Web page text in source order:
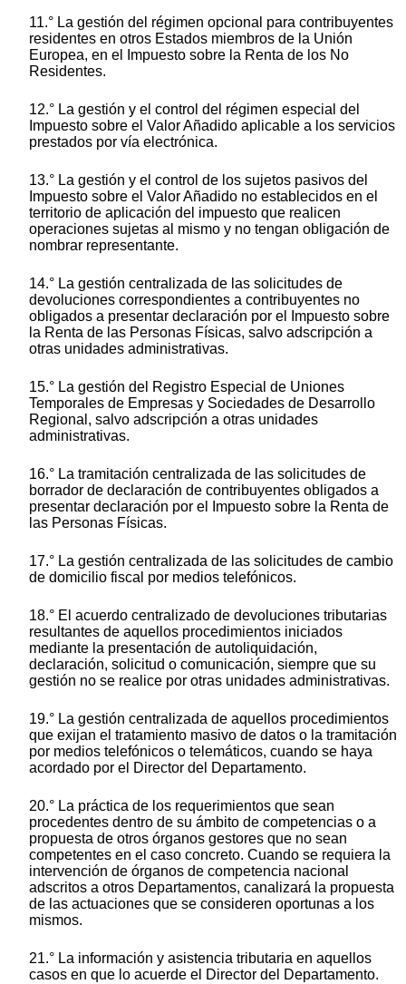
11.° La gestión del régimen opcional para contribuyentes
residentes en otros Estados miembros de la Unión
Europea, en el Impuesto sobre la Renta de los No
Residentes.
12.° La gestión y el control del régimen especial del
Impuesto sobre el Valor Añadido aplicable a los servicios
prestados por vía electrónica.
13.° La gestión y el control de los sujetos pasivos del
Impuesto sobre el Valor Añadido no establecidos en el
territorio de aplicación del impuesto que realicen
operaciones sujetas al mismo y no tengan obligación de
nombrar representante.
14.° La gestión centralizada de las solicitudes de
devoluciones correspondientes a contribuyentes no
obligados a presentar declaración por el Impuesto sobre
la Renta de las Personas Físicas, salvo adscripción a
otras unidades administrativas.
15.° La gestión del Registro Especial de Uniones
Temporales de Empresas y Sociedades de Desarrollo
Regional, salvo adscripción a otras unidades
administrativas.
16.° La tramitación centralizada de las solicitudes de
borrador de declaración de contribuyentes obligados a
presentar declaración por el Impuesto sobre la Renta de
las Personas Físicas.
17.° La gestión centralizada de las solicitudes de cambio
de domicilio fiscal por medios telefónicos.
18.° El acuerdo centralizado de devoluciones tributarias
resultantes de aquellos procedimientos iniciados
mediante la presentación de autoliquidación,
declaración, solicitud o comunicación, siempre que su
gestión no se realice por otras unidades administrativas.
19.° La gestión centralizada de aquellos procedimientos
que exijan el tratamiento masivo de datos o la tramitación
por medios telefónicos o telemáticos, cuando se haya
acordado por el Director del Departamento.
20.° La práctica de los requerimientos que sean
procedentes dentro de su ámbito de competencias o a
propuesta de otros órganos gestores que no sean
competentes en el caso concreto. Cuando se requiera la
intervención de órganos de competencia nacional
adscritos a otros Departamentos, canalizará la propuesta
de las actuaciones que se consideren oportunas a los
mismos.
21.° La información y asistencia tributaria en aquellos
casos en que lo acuerde el Director del Departamento.